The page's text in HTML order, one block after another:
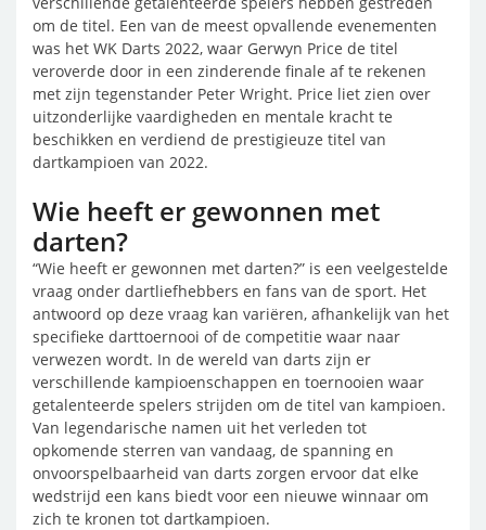
om de titel. Een van de meest opvallende evenementen
was het WK Darts 2022, waar Gerwyn Price de titel
veroverde door in een zinderende finale af te rekenen
met zijn tegenstander Peter Wright. Price liet zien over
uitzonderlijke vaardigheden en mentale kracht te
beschikken en verdiend de prestigieuze titel van
dartkampioen van 2022.
Wie heeft er gewonnen met
darten?
“Wie heeft er gewonnen met darten?” is een veelgestelde
vraag onder dartliefhebbers en fans van de sport. Het
antwoord op deze vraag kan variëren, afhankelijk van het
specifieke darttoernooi of de competitie waar naar
verwezen wordt. In de wereld van darts zijn er
verschillende kampioenschappen en toernooien waar
getalenteerde spelers strijden om de titel van kampioen.
Van legendarische namen uit het verleden tot
opkomende sterren van vandaag, de spanning en
onvoorspelbaarheid van darts zorgen ervoor dat elke
wedstrijd een kans biedt voor een nieuwe winnaar om
zich te kronen tot dartkampioen.